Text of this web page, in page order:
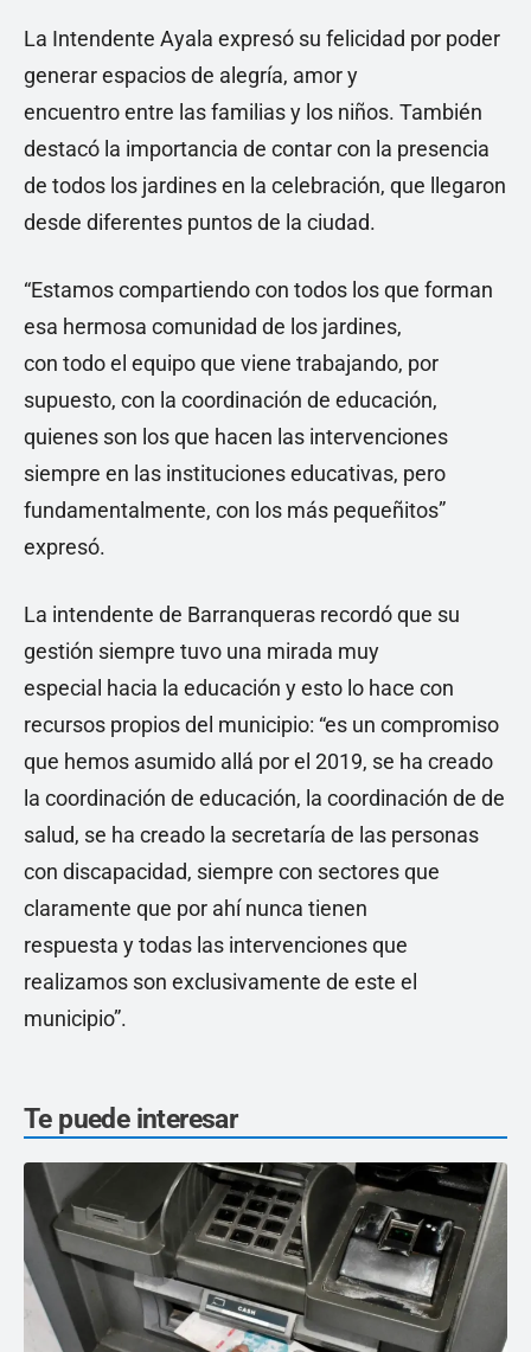
La Intendente Ayala expresó su felicidad por poder
generar espacios de alegría, amor y
encuentro entre las familias y los niños. También
destacó la importancia de contar con la presencia
de todos los jardines en la celebración, que llegaron
desde diferentes puntos de la ciudad.
“Estamos compartiendo con todos los que forman
esa hermosa comunidad de los jardines,
con todo el equipo que viene trabajando, por
supuesto, con la coordinación de educación,
quienes son los que hacen las intervenciones
siempre en las instituciones educativas, pero
fundamentalmente, con los más pequeñitos”
expresó.
La intendente de Barranqueras recordó que su
gestión siempre tuvo una mirada muy
especial hacia la educación y esto lo hace con
recursos propios del municipio: “es un compromiso
que hemos asumido allá por el 2019, se ha creado
la coordinación de educación, la coordinación de de
salud, se ha creado la secretaría de las personas
con discapacidad, siempre con sectores que
claramente que por ahí nunca tienen
respuesta y todas las intervenciones que
realizamos son exclusivamente de este el
municipio”.
Te puede interesar